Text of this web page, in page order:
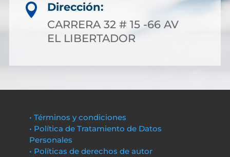

Dirección:
CARRERA 32 # 15 -66 AV
EL LIBERTADOR
• Términos y condiciones
• Política de Tratamiento de Datos
Personales
• Políticas de derechos de autor